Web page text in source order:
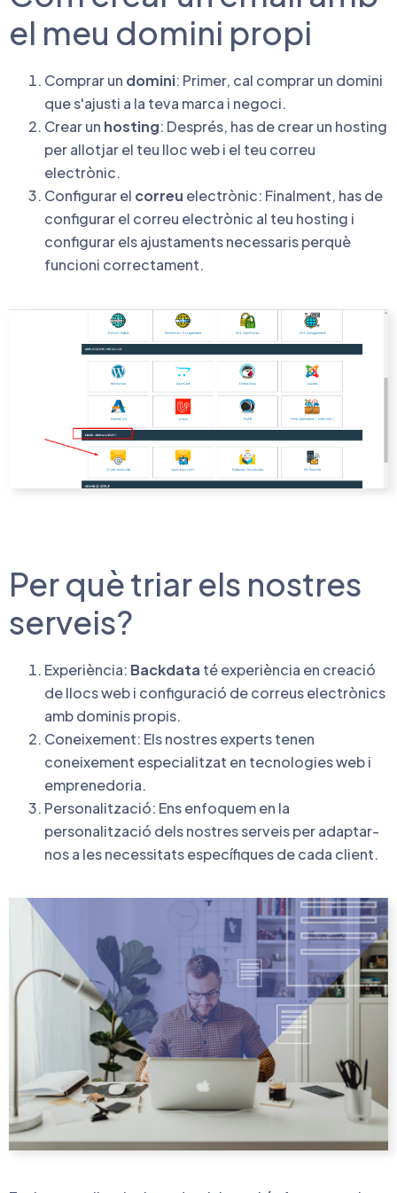
el meu domini propi
Comprar un domini: Primer, cal comprar un domini
que s'ajusti a la teva marca i negoci.
Crear un hosting: Després, has de crear un hosting
per allotjar el teu lloc web i el teu correu
electrònic.
Configurar el correu electrònic: Finalment, has de
configurar el correu electrònic al teu hosting i
configurar els ajustaments necessaris perquè
funcioni correctament.
Per què triar els nostres
serveis?
Experiència: Backdata té experiència en creació
de llocs web i configuració de correus electrònics
amb dominis propis.
Coneixement: Els nostres experts tenen
coneixement especialitzat en tecnologies web i
emprenedoria.
Personalització: Ens enfoquem en la
personalització dels nostres serveis per adaptar-
nos a les necessitats específiques de cada client.